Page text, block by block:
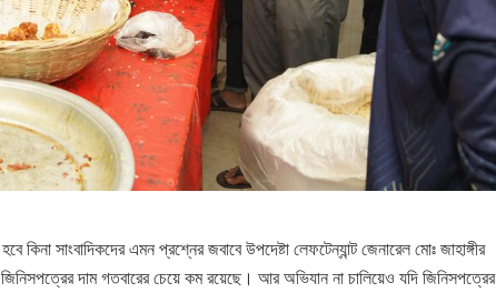
সাংবাদিকদের এমন প্রশ্নের জবাবে উপদেষ্টা লেফটেন্যান্ট জেনারেল মোঃ জাহাঙ্গীর
দাম গতবারের চেয়ে কম রয়েছে। আর অভিযান না চালিয়েও যদি জিনিসপত্রের